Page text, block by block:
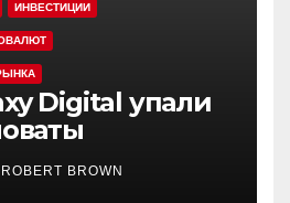
ИНВЕСТИЦИИ
Digital упали
ROBERT BROWN